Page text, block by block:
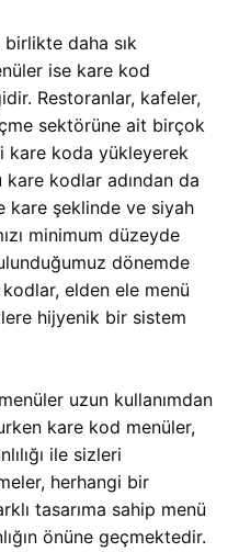
daha sık
ise kare kod
Restoranlar, kafeler,
sektörüne ait birçok
kare koda yükleyerek
kare kodlar adından da
kare şeklinde ve siyah
minimum düzeyde
dönemde
elden ele menü
hijyenik bir sistem
uzun kullanımdan
kare kod menüler,
ile sizleri
herhangi bir
tasarıma sahip menü
önüne geçmektedir.